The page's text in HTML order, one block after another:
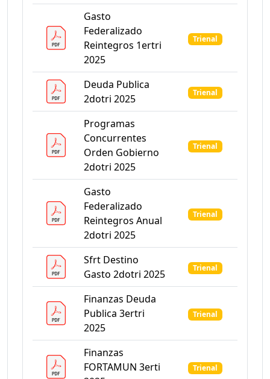
Gasto
Federalizado
Reintegros 1ertri
2025
Trienal
Deuda Publica
2dotri 2025
Trienal
Programas
Concurrentes
Orden Gobierno
2dotri 2025
Trienal
Gasto
Federalizado
Reintegros Anual
2dotri 2025
Trienal
Sfrt Destino
Gasto 2dotri 2025
Trienal
Finanzas Deuda
Publica 3ertri
2025
Trienal
Finanzas
FORTAMUN 3erti
Trienal